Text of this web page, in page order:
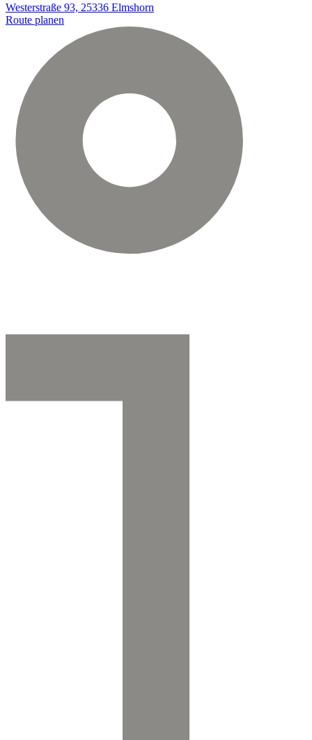
Westerstraße 93, 25336 Elmshorn
Route planen